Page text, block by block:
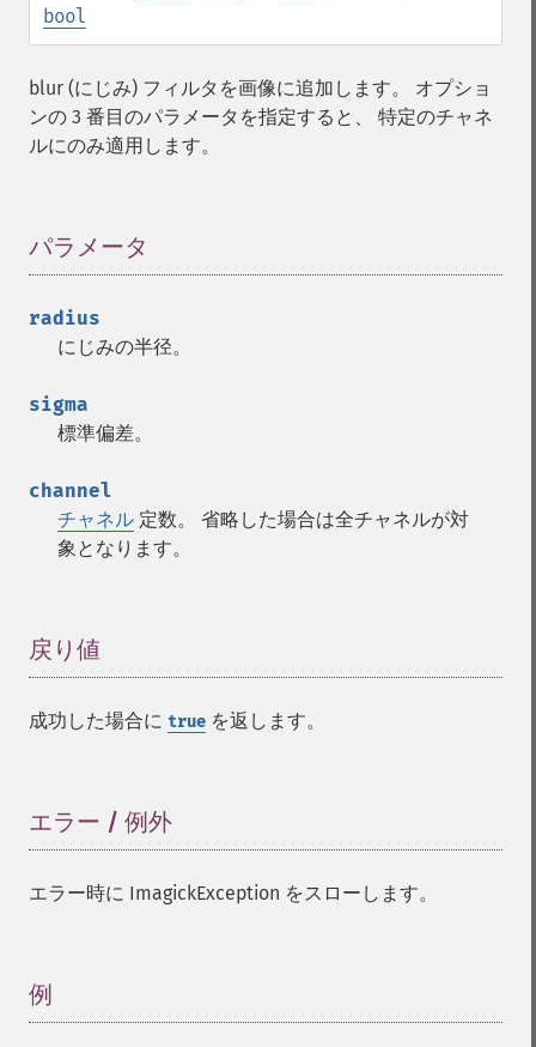
bool
blur (にじみ) フィルタを画像に追加します。 オプショ
ンの 3 番目のパラメータを指定すると、 特定のチャネ
ルにのみ適用します。
パラメータ
radius
にじみの半径。
sigma
標準偏差。
channel
チャネル 定数。 省略した場合は全チャネルが対
象となります。
戻り値
成功した場合に true を返します。
エラー / 例外
エラー時に ImagickException をスローします。
例